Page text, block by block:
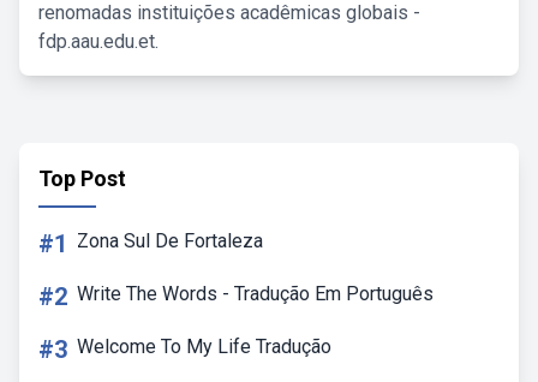
renomadas instituições acadêmicas globais -
fdp.aau.edu.et.
Top Post
#1 Zona Sul De Fortaleza
#2 Write The Words - Tradução Em Português
#3 Welcome To My Life Tradução